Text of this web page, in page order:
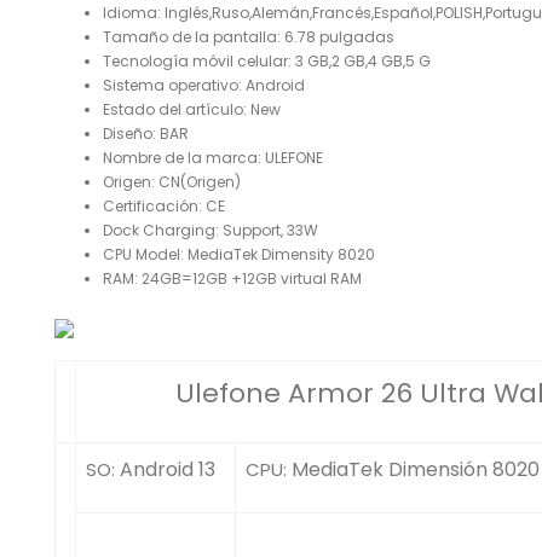
Idioma:
Tamaño de la pantalla: 6.78 pulgadas
Tecnología móvil celular: 3 GB,2 GB,4 GB,5 G
Sistema operativo: Android
Estado del artículo: New
Diseño: BAR
Nombre de la marca: ULEFONE
Origen: CN(Origen)
Certificación: CE
Dock Charging: Support, 33W
CPU Model: MediaTek Dimensity 8020
RAM: 24GB=12GB +12GB virtual RAM
Ulefone Armor 26 Ultra
SO: Android 13 CPU: MediaTek Dimensión 8020